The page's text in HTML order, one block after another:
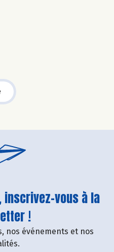
inscrivez-vous à la
!
nos événements et nos